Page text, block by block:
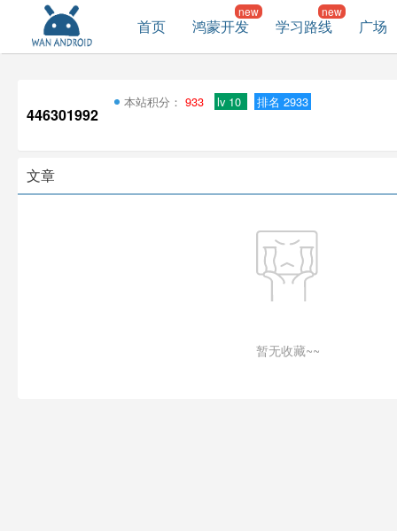
首页 鸿蒙开发 学习路线 广场
446301992
本站积分： 933 lv 10 排名 2933
文章
暂无收藏~~